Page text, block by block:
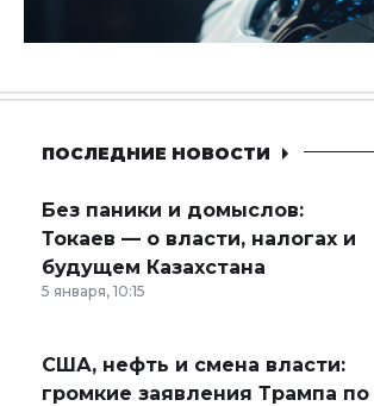
ПОСЛЕДНИЕ НОВОСТИ
Без паники и домыслов:
Токаев — о власти, налогах и
будущем Казахстана
5 января, 10:15
США, нефть и смена власти:
громкие заявления Трампа по